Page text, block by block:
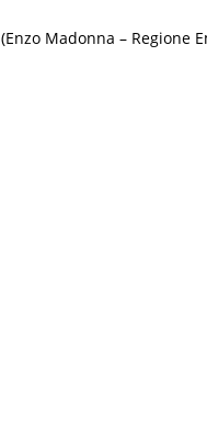
(Enzo Madonna – Regione